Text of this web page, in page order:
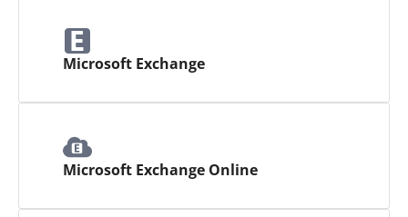
Microsoft Exchange
Microsoft Exchange Online